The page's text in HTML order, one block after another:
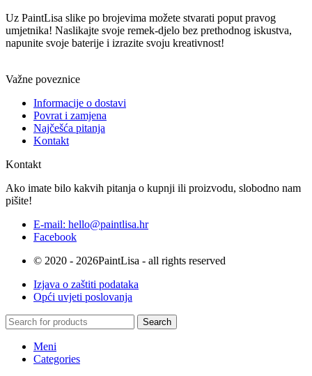
Uz PaintLisa slike po brojevima možete stvarati poput pravog
umjetnika! Naslikajte svoje remek-djelo bez prethodnog iskustva,
napunite svoje baterije i izrazite svoju kreativnost!
Važne poveznice
Informacije o dostavi
Povrat i zamjena
Najčešća pitanja
Kontakt
Kontakt
Ako imate bilo kakvih pitanja o kupnji ili proizvodu, slobodno nam
pišite!
E-mail: hello@paintlisa.hr
Facebook
© 2020 - 2026PaintLisa - all rights reserved
Izjava o zaštiti podataka
Opći uvjeti poslovanja
Search
Meni
Categories